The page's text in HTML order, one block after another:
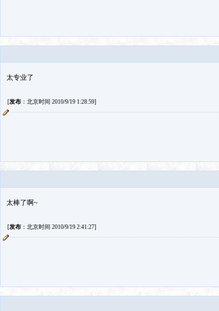
太专业了
[发布：北京时间 2010/9/19 1:28:59]
太棒了啊~
[发布：北京时间 2010/9/19 2:41:27]